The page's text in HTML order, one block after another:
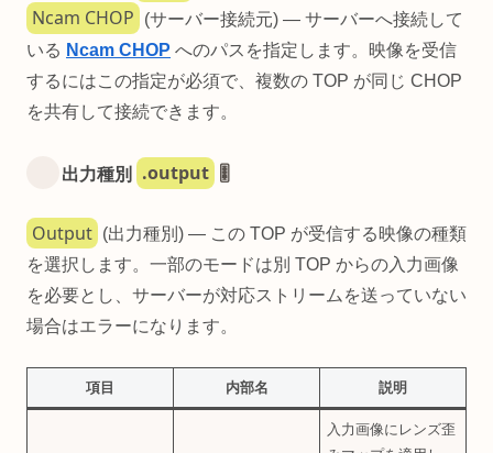
Ncam CHOP
(サーバー接続元) — サーバーへ接続して
いる Ncam CHOP へのパスを指定します。映像を受信
するにはこの指定が必須で、複数の TOP が同じ CHOP
を共有して接続できます。
出力種別 .output 🎚️
Output
(出力種別) — この TOP が受信する映像の種類
を選択します。一部のモードは別 TOP からの入力画像
を必要とし、サーバーが対応ストリームを送っていない
場合はエラーになります。
項目 内部名 説明
入力画像にレンズ歪